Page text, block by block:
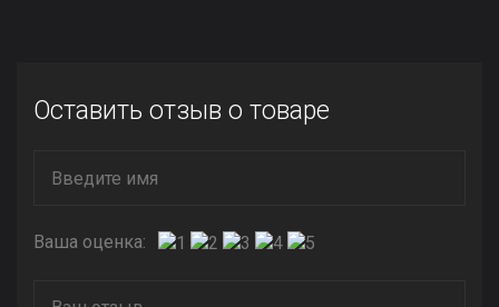
Оставить отзыв о товаре
Ваша оценка: